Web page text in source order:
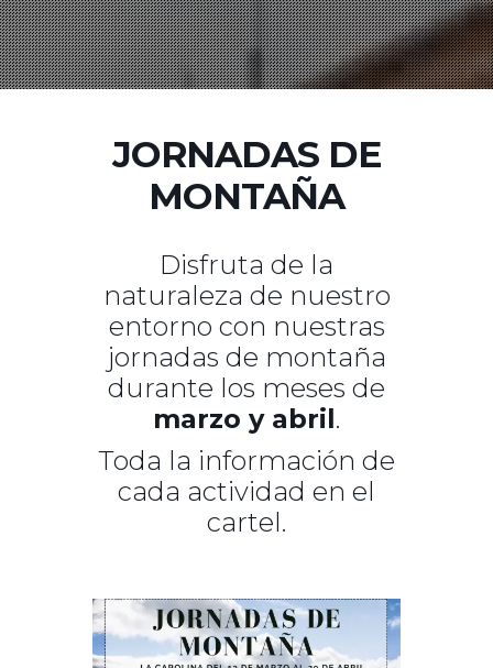
JORNADAS DE
MONTAÑA
Disfruta de la
naturaleza de nuestro
entorno con nuestras
jornadas de montaña
durante los meses de
marzo y abril.
Toda la información de
cada actividad en el
cartel.